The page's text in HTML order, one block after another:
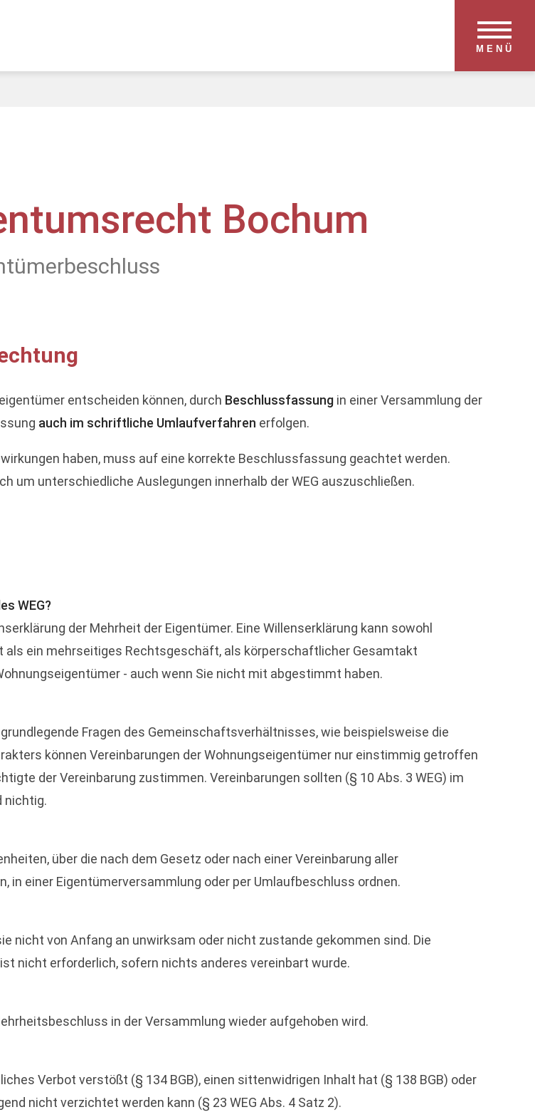
MENÜ
Bochum
entscheiden können, durch Beschlussfassung in einer Versammlung der
auch im schriftliche Umlaufverfahren erfolgen.
haben, muss auf eine korrekte Beschlussfassung geachtet werden.
um unterschiedliche Auslegungen innerhalb der WEG auszuschließen.
WEG?
der Mehrheit der Eigentümer. Eine Willenserklärung kann sowohl
als ein mehrseitiges Rechtsgeschäft, als körperschaftlicher Gesamtakt
- auch wenn Sie nicht mit abgestimmt haben.
Fragen des Gemeinschaftsverhältnisses, wie beispielsweise die
können Vereinbarungen der Wohnungseigentümer nur einstimmig getroffen
der Vereinbarung zustimmen. Vereinbarungen sollten (§ 10 Abs. 3 WEG) im
nichtig.
über die nach dem Gesetz oder nach einer Vereinbarung aller
einer Eigentümerversammlung oder per Umlaufbeschluss ordnen.
nicht von Anfang an unwirksam oder nicht zustande gekommen sind. Die
nicht erforderlich, sofern nichts anderes vereinbart wurde.
in der Versammlung wieder aufgehoben wird.
Verbot verstößt (§ 134 BGB), einen sittenwidrigen Inhalt hat (§ 138 BGB) oder
nicht verzichtet werden kann (§ 23 WEG Abs. 4 Satz 2).